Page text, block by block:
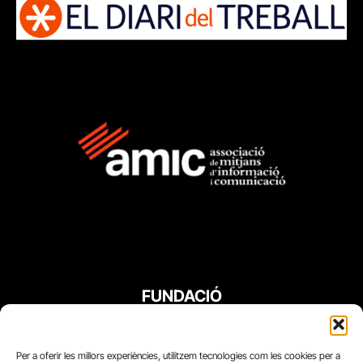
Per a oferir les millors experiències, utilitzem tecnologies com les cookies per a
FUNDACIÓ